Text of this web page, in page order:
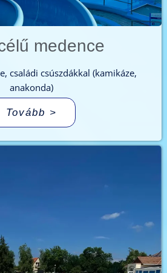
medence
családi csúszdákkal (kamikáze,
anakonda)
Tovább >